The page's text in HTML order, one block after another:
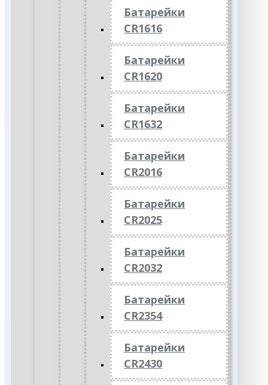
Батарейки
CR1616
Батарейки
CR1620
Батарейки
CR1632
Батарейки
CR2016
Батарейки
CR2025
Батарейки
CR2032
Батарейки
CR2354
Батарейки
CR2430